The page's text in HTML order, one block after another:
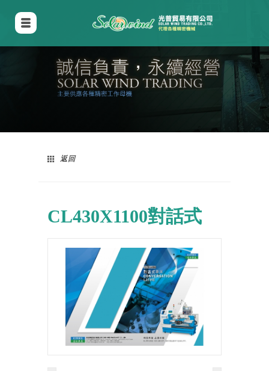
返回
CL430X1100對話式